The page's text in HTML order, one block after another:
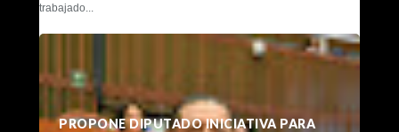
trabajado...
PROPONE DIPUTADO INICIATIVA PARA